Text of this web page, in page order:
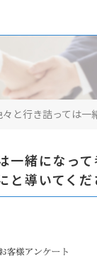
々と行き詰っては一
一緒になっ
と導いてくだ